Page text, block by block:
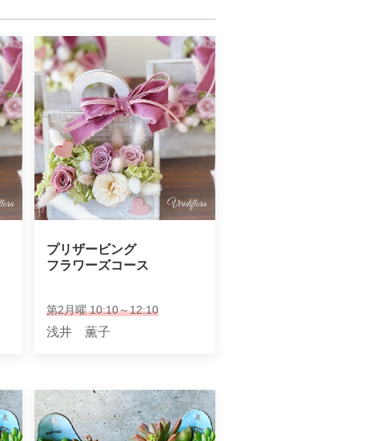
プリザービング
フラワーズコース
第2月曜 10:10～12:10
浅井 薫子